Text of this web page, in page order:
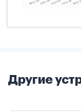
Другие